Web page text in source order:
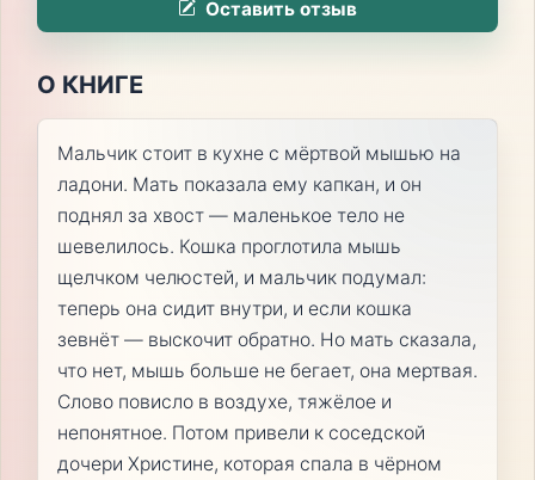
Оставить отзыв
О КНИГЕ
Мальчик стоит в кухне с мёртвой мышью на
ладони. Мать показала ему капкан, и он
поднял за хвост — маленькое тело не
шевелилось. Кошка проглотила мышь
щелчком челюстей, и мальчик подумал:
теперь она сидит внутри, и если кошка
зевнёт — выскочит обратно. Но мать сказала,
что нет, мышь больше не бегает, она мертвая.
Слово повисло в воздухе, тяжёлое и
непонятное. Потом привели к соседской
дочери Христине, которая спала в чёрном